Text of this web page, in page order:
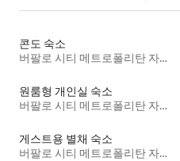
콘도 숙소
버팔로 시티 메트로폴리탄 자치구
원룸형 개인실 숙소
버팔로 시티 메트로폴리탄 자치구
게스트용 별채 숙소
버팔로 시티 메트로폴리탄 자치구